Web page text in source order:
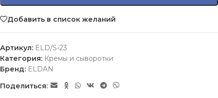
Добавить в список желаний
Артикул: ELD/S-23
Категория: Кремы и сыворотки
Бренд: ELDAN
Поделиться: